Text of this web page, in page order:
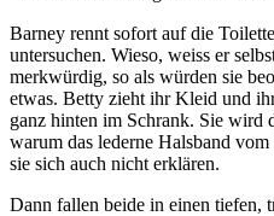
Barney rennt sofort auf die
untersuchen. Wieso, weiss er
merkwürdig, so als würden sie
etwas. Betty zieht ihr Kleid und
ganz hinten im Schrank. Sie wird
warum das lederne Halsband
sie sich auch nicht erklären.
Dann fallen beide in einen tiefen,